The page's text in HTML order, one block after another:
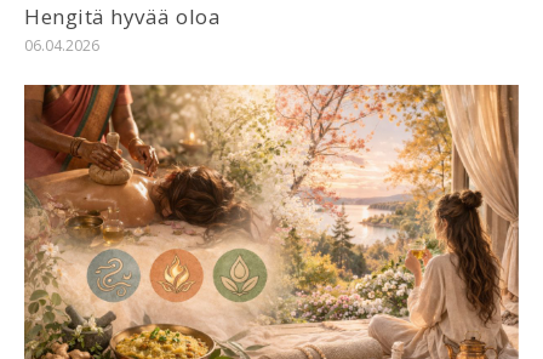
Hengitä hyvää oloa
06.04.2026